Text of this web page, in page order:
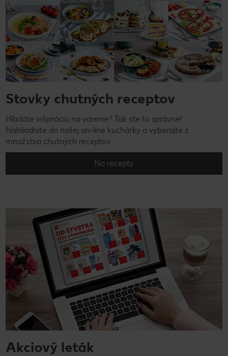
Stovky chutných receptov
Hľadáte inšpiráciu na varenie? Tak ste tu správne!
Nahliadnite do našej on-line kuchárky a vyberajte z
množstva chutných receptov.
Na recepty
Akciový leták